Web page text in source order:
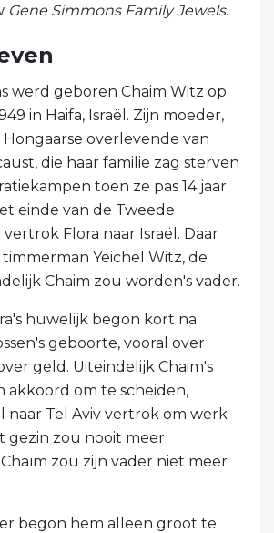
Gene Simmons Family Jewels.
werd geboren Chaim Witz op
in Haifa, Israël. Zijn moeder,
Hongaarse overlevende van
die haar familie zag sterven
toen ze pas 14 jaar
einde van de Tweede
Flora naar Israël. Daar
Yeichel Witz, de
Chaim zou worden's vader.
huwelijk begon kort na
geboorte, vooral over
geld. Uiteindelijk Chaim's
akkoord om te scheiden,
naar Tel Aviv vertrok om werk
gezin zou nooit meer
zou zijn vader niet meer
begon hem alleen groot te